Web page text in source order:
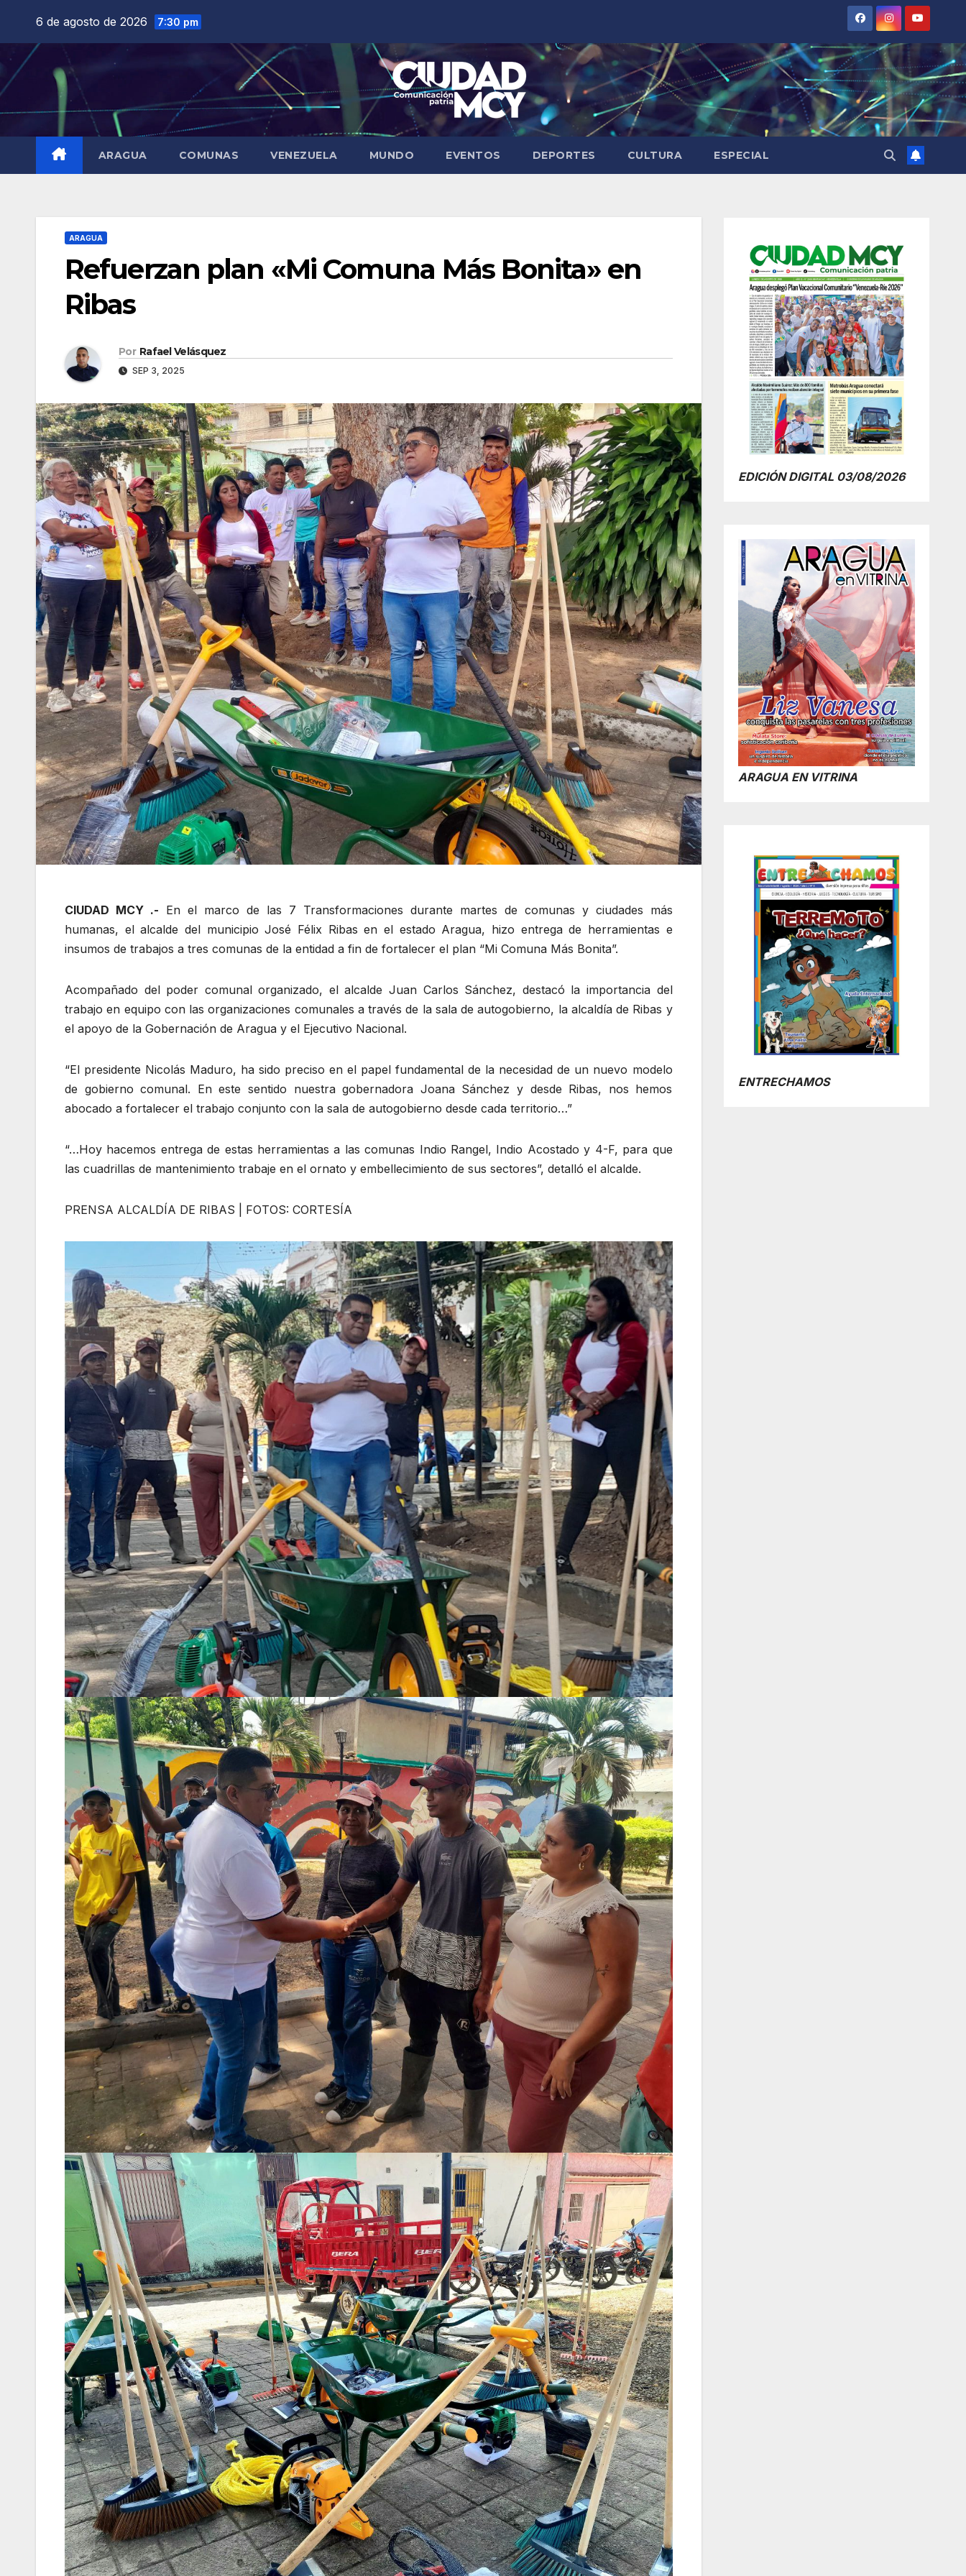
contenido
6 de agosto de 2026 7:30 pm
ARAGUA COMUNAS VENEZUELA MUNDO EVENTOS DEPORTES CULTURA ESPECIAL
ARAGUA
Refuerzan plan «Mi Comuna Más Bonita» en
Ribas
Por Rafael Velásquez
SEP 3, 2025
CIUDAD MCY .- En el marco de las 7 Transformaciones durante martes de comunas y ciudades más
humanas, el alcalde del municipio José Félix Ribas en el estado Aragua, hizo entrega de herramientas e
insumos de trabajos a tres comunas de la entidad a fin de fortalecer el plan “Mi Comuna Más Bonita”.
Acompañado del poder comunal organizado, el alcalde Juan Carlos Sánchez, destacó la importancia del
trabajo en equipo con las organizaciones comunales a través de la sala de autogobierno, la alcaldía de Ribas y
el apoyo de la Gobernación de Aragua y el Ejecutivo Nacional.
“El presidente Nicolás Maduro, ha sido preciso en el papel fundamental de la necesidad de un nuevo modelo
de gobierno comunal. En este sentido nuestra gobernadora Joana Sánchez y desde Ribas, nos hemos
abocado a fortalecer el trabajo conjunto con la sala de autogobierno desde cada territorio…”
“…Hoy hacemos entrega de estas herramientas a las comunas Indio Rangel, Indio Acostado y 4-F, para que
las cuadrillas de mantenimiento trabaje en el ornato y embellecimiento de sus sectores”, detalló el alcalde.
PRENSA ALCALDÍA DE RIBAS | FOTOS: CORTESÍA
EDICIÓN DIGITAL 03/08/2026
ARAGUA EN VITRINA
ENTRECHAMOS